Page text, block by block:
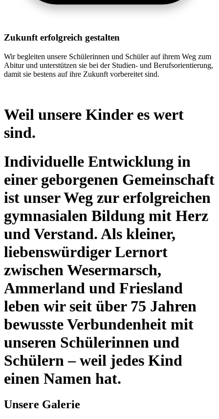
Zukunft erfolgreich gestalten
Wir begleiten unsere Schülerinnen und Schüler auf ihrem Weg zum
Abitur und unterstützen sie bei der Studien- und Berufsorientierung,
damit sie bestens auf ihre Zukunft vorbereitet sind.
Weil unsere Kinder es wert
sind.
Individuelle Entwicklung in
einer geborgenen Gemeinschaft
ist unser Weg zur erfolgreichen
gymnasialen Bildung mit Herz
und Verstand. Als kleiner,
liebenswürdiger Lernort
zwischen Wesermarsch,
Ammerland und Friesland
leben wir seit über 75 Jahren
bewusste Verbundenheit mit
unseren Schülerinnen und
Schülern – weil jedes Kind
einen Namen hat.
Unsere Galerie